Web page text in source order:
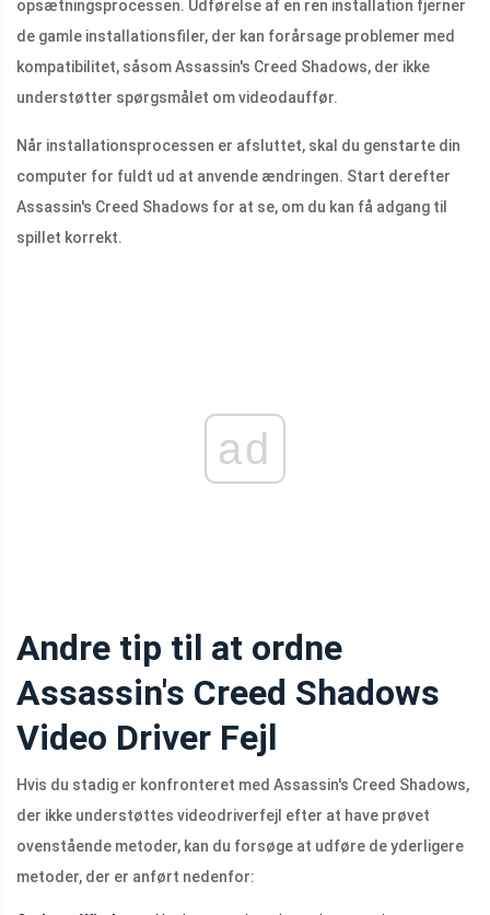
opsætningsprocessen. Udførelse af en ren installation fjerner
de gamle installationsfiler, der kan forårsage problemer med
kompatibilitet, såsom Assassin's Creed Shadows, der ikke
understøtter spørgsmålet om videodauffør.
Når installationsprocessen er afsluttet, skal du genstarte din
computer for fuldt ud at anvende ændringen. Start derefter
Assassin's Creed Shadows for at se, om du kan få adgang til
spillet korrekt.
ad
Andre tip til at ordne
Assassin's Creed Shadows
Video Driver Fejl
Hvis du stadig er konfronteret med Assassin's Creed Shadows,
der ikke understøttes videodriverfejl efter at have prøvet
ovenstående metoder, kan du forsøge at udføre de yderligere
metoder, der er anført nedenfor: